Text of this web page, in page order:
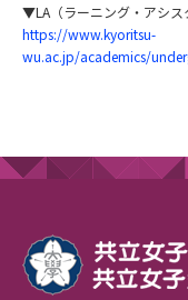
▼LA（ラーニング・アシス
https://www.kyoritsu-
wu.ac.jp/academics/